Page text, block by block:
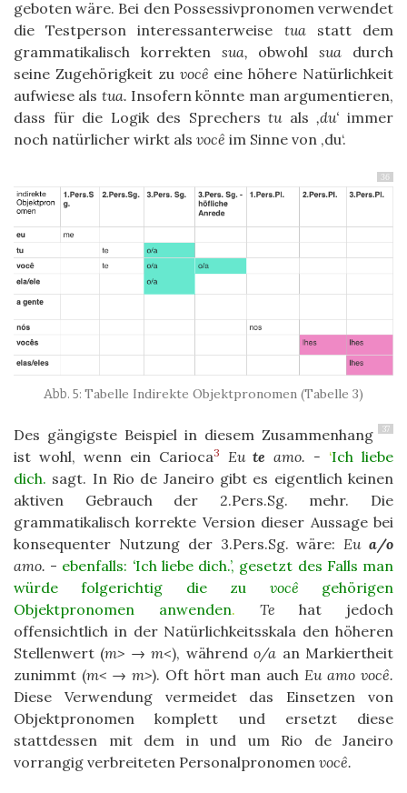
geboten wäre. Bei den Possessivpronomen verwendet
die Testperson interessanterweise tua statt dem
grammatikalisch korrekten sua, obwohlsua durch
seine Zugehörigkeit zu você eine höhere Natürlichkeit
aufwiese als tua. Insofern könnte man argumentieren,
dass für die Logik des Sprecherstu als ‚du‘immer
noch natürlicher wirkt als você im Sinne von ‚du‘.
36
Tabelle Indirekte Objektpronomen (Tabelle 3)
37
Des gängigste Beispiel in diesem Zusammenhang
ist wohl, wenn ein Carioca3 Eute amo. - ‘Ich liebe
dich. sagt. In Rio de Janeiro gibt es eigentlich keinen
aktiven Gebrauch der 2.Pers.Sg. mehr. Die
grammatikalisch korrekte Version dieser Aussage bei
konsequenter Nutzung der 3.Pers.Sg. wäre: Eua/o
amo. - ebenfalls: ‘Ich liebe dich.’, gesetzt des Falls man
würde folgerichtig die zu você gehörigen
Objektpronomen anwenden. Tehat jedoch
offensichtlich in der Natürlichkeitsskala den höheren
Stellenwert (m> →m<), währendo/a an Markiertheit
zunimmt (m<→ m>). Oft hört man auch Eu amo você.
Diese Verwendung vermeidet das Einsetzen von
Objektpronomen komplett und ersetzt diese
stattdessen mit dem in und um Rio de Janeiro
vorrangig verbreiteten Personalpronomen você.